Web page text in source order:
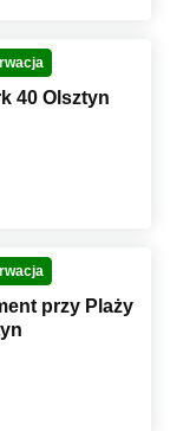
40 Olsztyn
przy Plaży